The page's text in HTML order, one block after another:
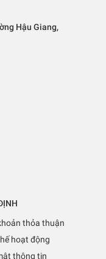
Hậu Giang,
thỏa thuận
hoạt động
thông tin